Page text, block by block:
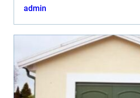
admin